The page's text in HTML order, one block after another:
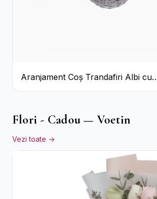
Aranjament Coș Trandafiri Albi cu
Accent Roșu
Flori - Cadou — Voetin
Vezi toate →